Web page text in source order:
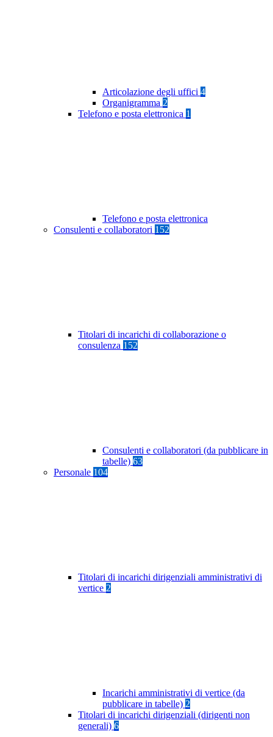
Articolazione degli uffici 4
Organigramma 2
Telefono e posta elettronica 1
Telefono e posta elettronica
Consulenti e collaboratori 152
Titolari di incarichi di collaborazione o
consulenza 152
Consulenti e collaboratori (da pubblicare in
tabelle) 63
Personale 104
Titolari di incarichi dirigenziali amministrativi di
vertice 2
Incarichi amministrativi di vertice (da
pubblicare in tabelle) 2
Titolari di incarichi dirigenziali (dirigenti non
generali) 6